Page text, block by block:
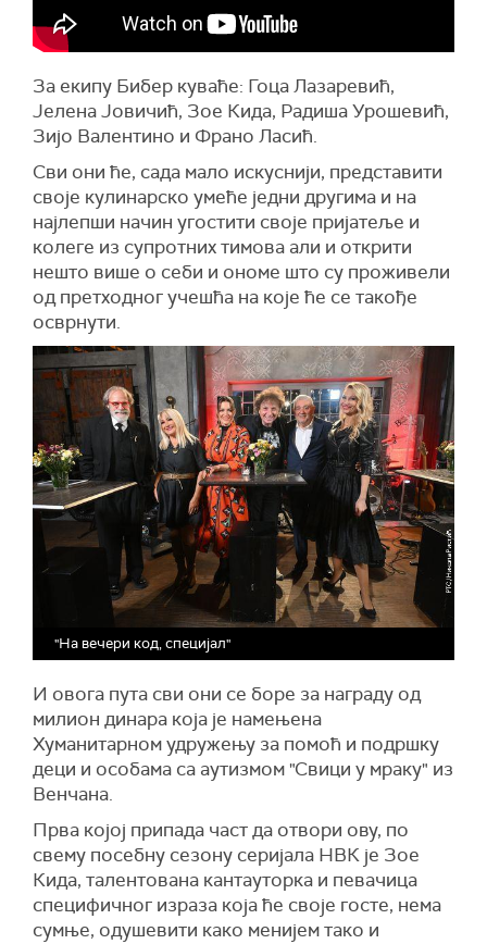
За екипу Бибер куваће: Гоца Лазаревић,
Јелена Јовичић, Зое Кида, Радиша Урошевић,
Зијо Валентино и Франо Ласић.
Сви они ће, сада мало искуснији, представити
своје кулинарско умеће једни другима и на
најлепши начин угостити своје пријатеље и
колеге из супротних тимова али и открити
нешто више о себи и ономе што су проживели
од претходног учешћа на које ће се такође
осврнути.
"На вечери код, специјал"
И овога пута сви они се боре за награду од
милион динара која је намењена
Хуманитарном удружењу за помоћ и подршку
деци и особама са аутизмом "Свици у мраку" из
Венчана.
Прва којој припада част да отвори ову, по
свему посебну сезону серијала НВК је Зое
Кида, талентована кантауторка и певачица
специфичног израза која ће своје госте, нема
сумње, одушевити како менијем тако и